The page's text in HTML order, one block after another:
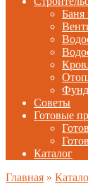
Баня
Советы
Готовые
Каталог
Главная »